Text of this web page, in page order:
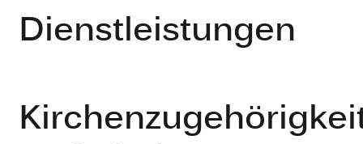
Dienstleistungen